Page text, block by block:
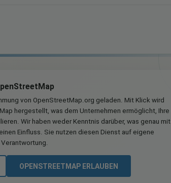
von OpenStreetMap.org geladen. Mit Klick wird
hergestellt, was dem Unternehmen ermöglicht, Ihre
Wir haben weder Kenntnis darüber, was genau mit
Einfluss. Sie nutzen diesen Dienst auf eigene
Verantwortung.
OPENSTREETMAP ERLAUBEN